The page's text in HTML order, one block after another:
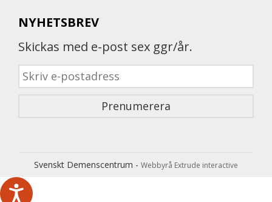
NYHETSBREV
Skickas med e-post sex ggr/år.
Svenskt Demenscentrum - Webbyrå Extrude interactive